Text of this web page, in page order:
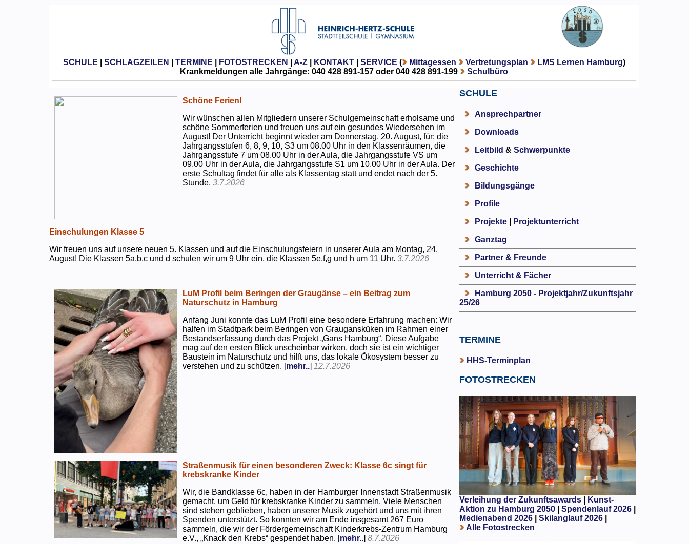
SCHULE SCHLAGZEILEN TERMINE FOTOSTRECKEN A-Z| KONTAKT| SERVICE ( Mittagessen Vertretungsplan LMS Lernen Hamburg)
Krankmeldungen alle Jahrgänge: 040 428 891-157 oder 040 428 891-199
Schulbüro
Schöne Ferien!
Wir wünschen allen Mitgliedern unserer Schulgemeinschaft erholsame und
schöne Sommerferien und freuen uns auf ein gesundes Wiedersehen im
August! Der Unterricht beginnt wieder am Donnerstag, 20. August, für: die
Jahrgangsstufen 6, 8, 9, 10, S3 um 08.00 Uhr in den Klassenräumen, die
Jahrgangsstufe 7 um 08.00 Uhr in der Aula, die Jahrgangsstufe VS um
09.00 Uhr in der Aula, die Jahrgangsstufe S1 um 10.00 Uhr in der Aula. Der
erste Schultag findet für alle als Klassentag statt und endet nach der 5.
Stunde.3.7.2026
Einschulungen Klasse 5
Wir freuen uns auf unsere neuen 5. Klassen und auf die Einschulungsfeiern in unserer Aula am Montag, 24.
August! Die Klassen 5a,b,c und d schulen wir um 9 Uhr ein, die Klassen 5e,f,g und h um 11 Uhr.3.7.2026
LuM Profil beim Beringen der Graugänse – ein Beitrag zum
Naturschutz in Hamburg
Anfang Juni konnte das LuM Profil eine besondere Erfahrung machen: Wir
halfen im Stadtpark beim Beringen von Graugansküken im Rahmen einer
Bestandserfassung durch das Projekt „Gans Hamburg“. Diese Aufgabe
mag auf den ersten Blick unscheinbar wirken, doch sie ist ein wichtiger
Baustein im Naturschutz und hilft uns, das lokale Ökosystem besser zu
verstehen und zu schützen. [mehr..] 12.7.2026
Straßenmusik für einen besonderen Zweck: Klasse 6c singt für
krebskranke Kinder
Wir, die Bandklasse 6c, haben in der Hamburger Innenstadt Straßenmusik
gemacht, um Geld für krebskranke Kinder zu sammeln. Viele Menschen
sind stehen geblieben, haben unserer Musik zugehört und uns mit ihren
Spenden unterstützt. So konnten wir am Ende insgesamt 267 Euro
sammeln, die wir der Fördergemeinschaft Kinderkrebs-Zentrum Hamburg
e.V., „Knack den Krebs“ gespendet haben. [mehr..]8.7.2026
SCHULE
Ansprechpartner
Downloads
Leitbild & Schwerpunkte
Geschichte
Bildungsgänge
Profile
Projekte| Projektunterricht
Ganztag
Partner & Freunde
Unterricht & Fächer
Hamburg 2050 - Projektjahr/Zukunftsjahr
25/26
TERMINE
HHS-Terminplan
FOTOSTRECKEN
Verleihung der Zukunftsawards|
Kunst-
Aktion zu Hamburg 2050
Spendenlauf 2026|
Medienabend 2026| Skilanglauf 2026|
Alle Fotostrecken